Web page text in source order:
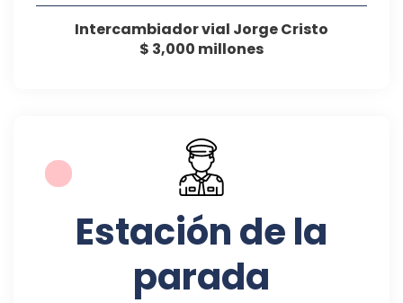
Intercambiador vial Jorge Cristo
$ 3,000 millones
Estación de la
parada